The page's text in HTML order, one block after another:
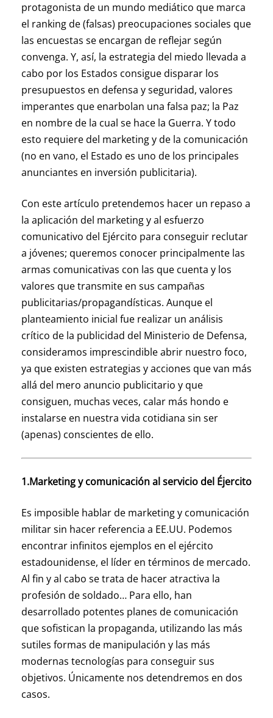
protagonista de un mundo mediático que marca
el ranking de (falsas) preocupaciones sociales que
las encuestas se encargan de reflejar según
convenga. Y, así, la estrategia del miedo llevada a
cabo por los Estados consigue disparar los
presupuestos en defensa y seguridad, valores
imperantes que enarbolan una falsa paz; la Paz
en nombre de la cual se hace la Guerra. Y todo
esto requiere del marketing y de la comunicación
(no en vano, el Estado es uno de los principales
anunciantes en inversión publicitaria).
Con este artículo pretendemos hacer un repaso a
la aplicación del marketing y al esfuerzo
comunicativo del Ejército para conseguir reclutar
a jóvenes; queremos conocer principalmente las
armas comunicativas con las que cuenta y los
valores que transmite en sus campañas
publicitarias/propagandísticas. Aunque el
planteamiento inicial fue realizar un análisis
crítico de la publicidad del Ministerio de Defensa,
consideramos imprescindible abrir nuestro foco,
ya que existen estrategias y acciones que van más
allá del mero anuncio publicitario y que
consiguen, muchas veces, calar más hondo e
instalarse en nuestra vida cotidiana sin ser
(apenas) conscientes de ello.
1.Marketing y comunicación al servicio del Éjercito
Es imposible hablar de marketing y comunicación
militar sin hacer referencia a EE.UU. Podemos
encontrar infinitos ejemplos en el ejército
estadounidense, el líder en términos de mercado.
Al fin y al cabo se trata de hacer atractiva la
profesión de soldado… Para ello, han
desarrollado potentes planes de comunicación
que sofistican la propaganda, utilizando las más
sutiles formas de manipulación y las más
modernas tecnologías para conseguir sus
objetivos. Únicamente nos detendremos en dos
casos.